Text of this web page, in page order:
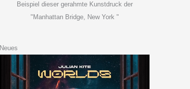
Beispiel dieser gerahmte Kunstdruck der
"Manhattan Bridge, New York "
Neues